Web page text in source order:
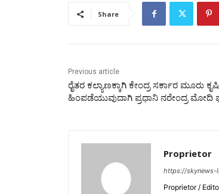
Share
Previous article
ರೈತರ ಕಲ್ಯಾಣಕ್ಕಾಗಿ ಕೇಂದ್ರ ಸರ್ಕಾರ ಮೂರು
ಹಿಂಪಡೆಯುವುದಾಗಿ ಪ್ರಧಾನಿ ನರೇಂದ್ರ ಮೋದಿ
Proprietor
https://skynews-
Proprietor /